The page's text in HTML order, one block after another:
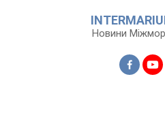
Новини